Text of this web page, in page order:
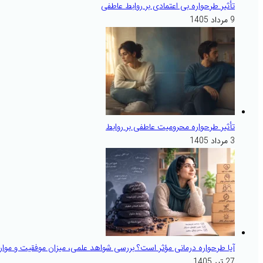
تأثیر طرحواره بی اعتمادی بر روابط عاطفی
9 مرداد 1405
تأثیر طرحواره محرومیت عاطفی بر روابط
3 مرداد 1405
آیا طرحواره درمانی مؤثر است؟ بررسی شواهد علمی، میزان موفقیت و